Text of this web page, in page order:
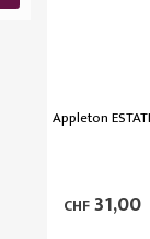
Appleton
CHF31,00